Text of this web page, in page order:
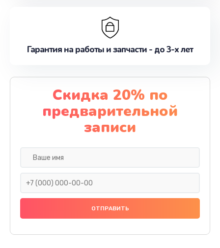
Гарантия на работы и запчасти - до 3-х лет
Скидка 20% по
предварительной
записи